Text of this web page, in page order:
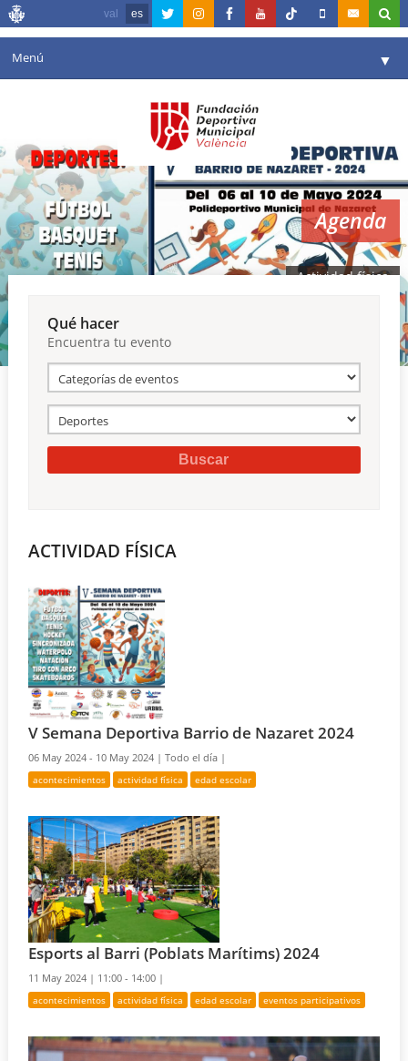
val es
Menú ▼
Instalaciones ▼
Comunicación ▼
Valencia en deporte ▼
Reservas
Agenda
Actividad física
Qué hacer
Encuentra tu evento
ACTIVIDAD FÍSICA
V Semana Deportiva Barrio de Nazaret 2024
06 May 2024 - 10 May 2024 |Todo el día |
acontecimientos actividad física edad escolar
Esports al Barri (Poblats Marítims) 2024
11 May 2024 | 11:00 - 14:00 |
acontecimientos actividad física edad escolar eventos participativos